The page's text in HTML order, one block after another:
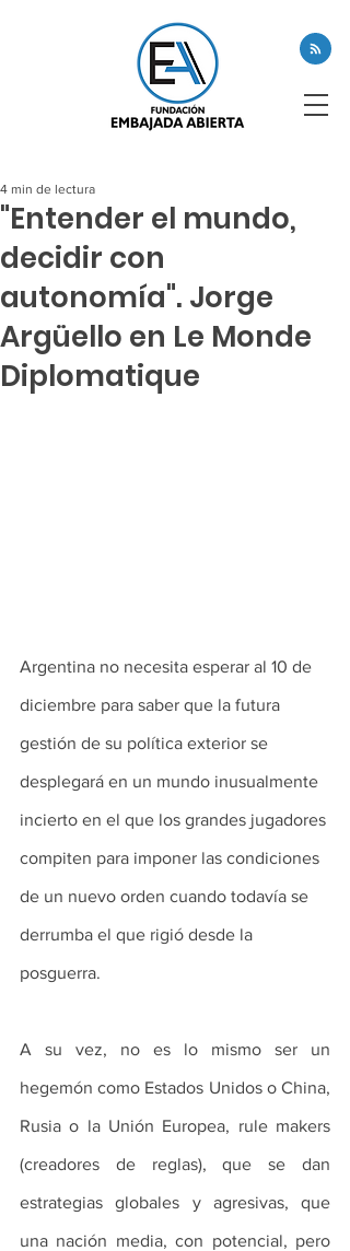
"Entender el mundo,
decidir con
autonomía". Jorge
Argüello en Le Monde
Diplomatique
4 min de lectura
Argentina no necesita esperar al 10 de
diciembre para saber que la futura
gestión de su política exterior se
desplegará en un mundo inusualmente
incierto en el que los grandes jugadores
compiten para imponer las condiciones
de un nuevo orden cuando todavía se
derrumba el que rigió desde la
posguerra.
A su vez, no es lo mismo ser un
hegemón como Estados Unidos o China,
Rusia o la Unión Europea, rule makers
(creadores de reglas), que se dan
estrategias globales y agresivas, que
una nación media, con potencial, pero